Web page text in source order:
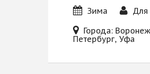
Зима Для
Города:
Петербург, Уфа